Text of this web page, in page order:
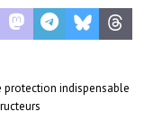
protection indispensable